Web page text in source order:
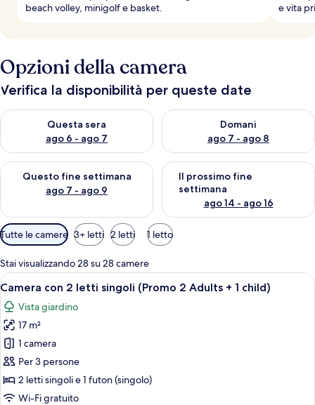
beach volley, minigolf e basket.
e vita
Opzioni della camera
Verifica la disponibilità per queste date
Questa sera
ago 6 - ago 7
Verifica la disponibilità per questa sera, ago 6 - ago 7
Domani
ago 7 - ago 8
Verifica la disponibilità per
Questo fine settimana
ago 7 - ago 9
Verifica la disponibilità per questo fine settimana, ago 7 - ago
Il prossimo fine
settimana
ago 14 - ago 16
Verifica la disponibilità per il
Filtri
disponibili
per
le
camere
Tutte le camere 3+ letti 2 letti 1 letto
Stai visualizzando 28 su 28 camere
Apri
tutte
le
foto
per
Camera
con
2
Camera d'albergo con due letti, un
15
Camera con 2 letti singoli (Promo 2 Adults + 1 child)
Vista giardino
17 m²
1 camera
Per 3 persone
2 letti singoli e 1 futon (singolo)
Wi-Fi gratuito